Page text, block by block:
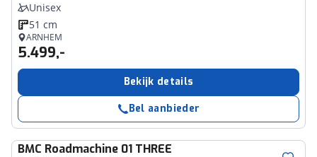
Unisex
51 cm
ARNHEM
5.499,-
Bekijk details
Bel aanbieder
BMC Roadmachine 01 THREE